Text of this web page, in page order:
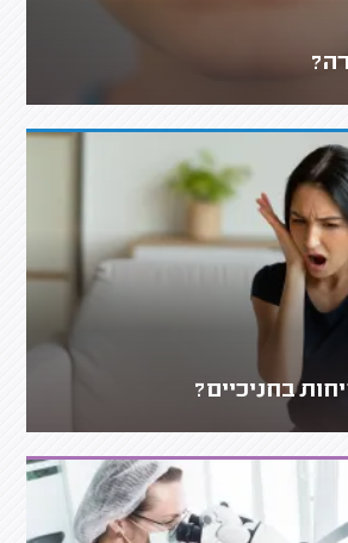
בחניכיים?